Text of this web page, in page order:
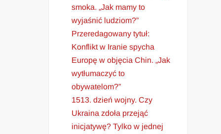
smoka. „Jak mamy to
wyjaśnić ludziom?”
Przeredagowany tytuł:
Konflikt w Iranie spycha
Europę w objęcia Chin. „Jak
wytłumaczyć to
obywatelom?”
1513. dzień wojny. Czy
Ukraina zdoła przejąć
inicjatywę? Tylko w jednej